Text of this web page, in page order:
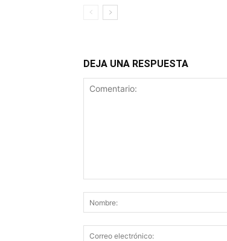
DEJA UNA RESPUESTA